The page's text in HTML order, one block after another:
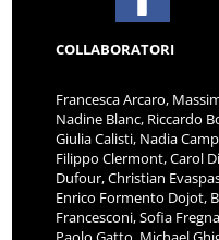
COLLABORATORI
Francesca Arcaro,
Nadine Blanc, Riccardo
Giulia Calisti, Nadia
Filippo Clermont, Carol
Dufour, Christian
Enrico Formento Dojot,
Francesconi, Sofia